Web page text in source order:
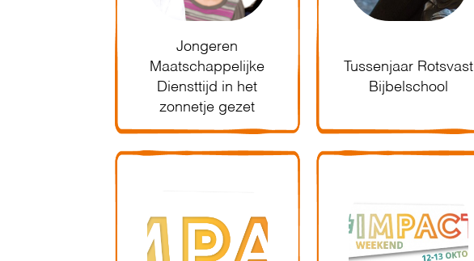
Jongeren
Maatschappelijke
Diensttijd in het
zonnetje gezet
Tussenjaar Rotsvast
Bijbelschool